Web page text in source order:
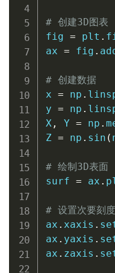
# 创建3D图表
fig = plt .
ax = fig .
# 创建数据
x = np .
y = np .
X, Y = np .
Z = np . sin (
# 绘制3D表面
surf = ax .
# 设置次要刻度
ax . xaxis .
ax . yaxis .
ax . zaxis .